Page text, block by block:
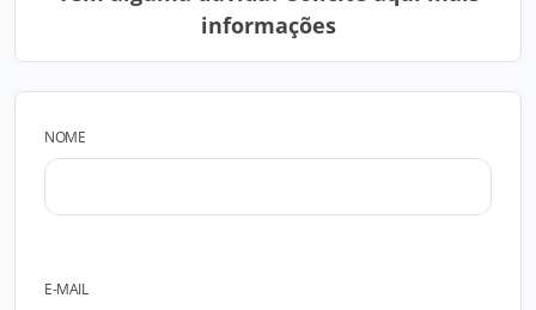
informações
NOME
E-MAIL